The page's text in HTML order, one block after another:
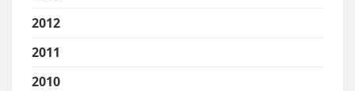
2012
2011
2010